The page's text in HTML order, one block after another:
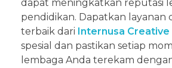
dapat meningkatkan reputasi
pendidikan. Dapatkan layanan
terbaik dari Internusa Creative
spesial dan pastikan setiap
lembaga Anda terekam